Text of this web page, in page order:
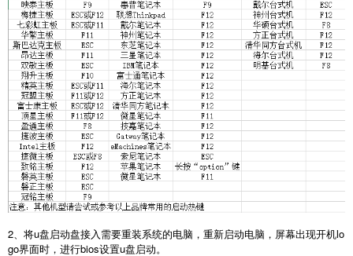
2、将u盘启动盘接入需要重装系统的电脑，重新启动电脑，屏幕出现开机lo
go界面时，进行bios设置u盘启动。